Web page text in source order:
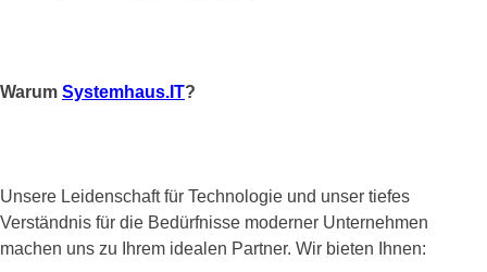
Warum Systemhaus.IT?
Unsere Leidenschaft für Technologie und unser tiefes
Verständnis für die Bedürfnisse moderner Unternehmen
machen uns zu Ihrem idealen Partner. Wir bieten Ihnen: